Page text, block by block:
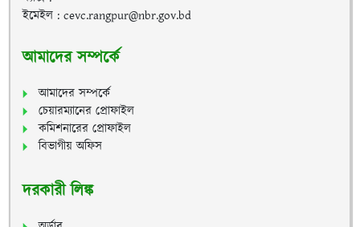
ইমেইল : cevc.rangpur@nbr.gov.bd
আমাদের সম্পর্কে
আমাদের সম্পর্কে
চেয়ারম্যানের প্রোফাইল
কমিশনারের প্রোফাইল
বিভাগীয় অফিস
দরকারী লিঙ্ক